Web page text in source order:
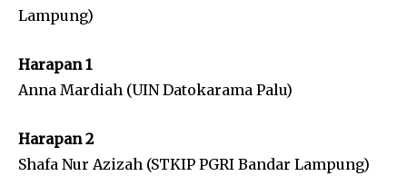
Lampung)
Harapan 1
Anna Mardiah (UIN Datokarama Palu)
Harapan 2
Shafa Nur Azizah (STKIP PGRI Bandar Lampung)